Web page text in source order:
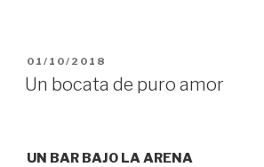
PUBLICADO
EL
01/10/2018
Un bocata de puro amor
UN BAR BAJO LA ARENA